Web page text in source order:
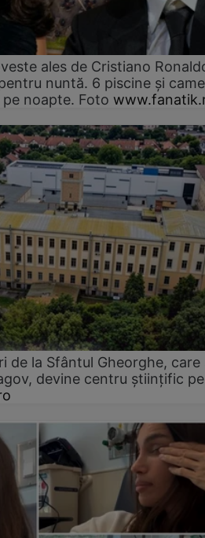
ales de Cristiano
nuntă. 6 piscine și
noapte. Foto
de la Sfântul Gheorghe, care
devine centru științific